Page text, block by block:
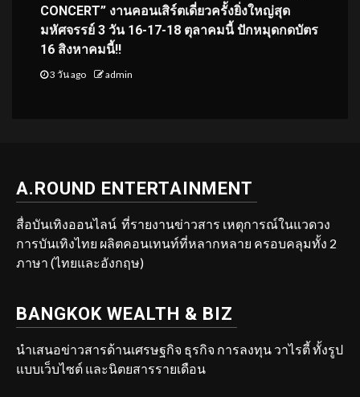
CONCERT” งานคอนเสิร์ตเดี่ยวครั้งยิ่งใหญ่สุด
มหัศจรรย์ 3 วัน 16-17-18 ตุลาคมนี้ ปักหมุดกดบัตร
16 สิงหาคมนี้!!
3 วัน ago admin
A.ROUND ENTERTAINMENT
สื่อบันเทิงออนไลน์ ที่รายงานข่าวสาร เหตุการณ์ในแวดวง
การบันเทิงไทย ผลิตคอนเทนท์ที่หลากหลาย ครอบคลุมทั้ง 2
ภาษา (ไทยและอังกฤษ)
BANGKOK WEALTH & BIZ
นำเสนอข่าวสารด้านเศรษฐกิจ ธุรกิจ การลงทุน วาไรตี้ ทั้งรูป
แบบเว็บไซต์ และนิตยสารรายเดือน